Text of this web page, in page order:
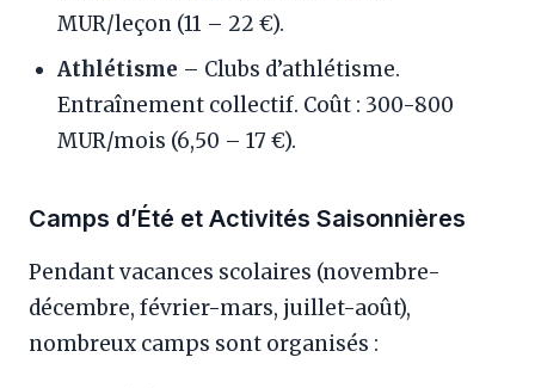
MUR/leçon (11 – 22 €).
Athlétisme – Clubs d’athlétisme.
Entraînement collectif. Coût : 300-800
MUR/mois (6,50 – 17 €).
Camps d’Été et Activités Saisonnières
Pendant vacances scolaires (novembre-
décembre, février-mars, juillet-août),
nombreux camps sont organisés :